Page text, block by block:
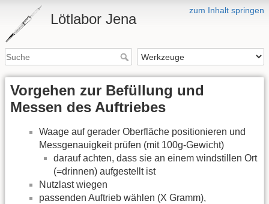
zum Inhalt springen
Lötlabor Jena
Vorgehen zur Befüllung und
Messen des Auftriebes
Waage auf gerader Oberfläche positionieren und
Messgenauigkeit prüfen (mit 100g-Gewicht)
darauf achten, dass sie an einem windstillen Ort
(=drinnen) aufgestellt ist
Nutzlast wiegen
passenden Auftrieb wählen (X Gramm),